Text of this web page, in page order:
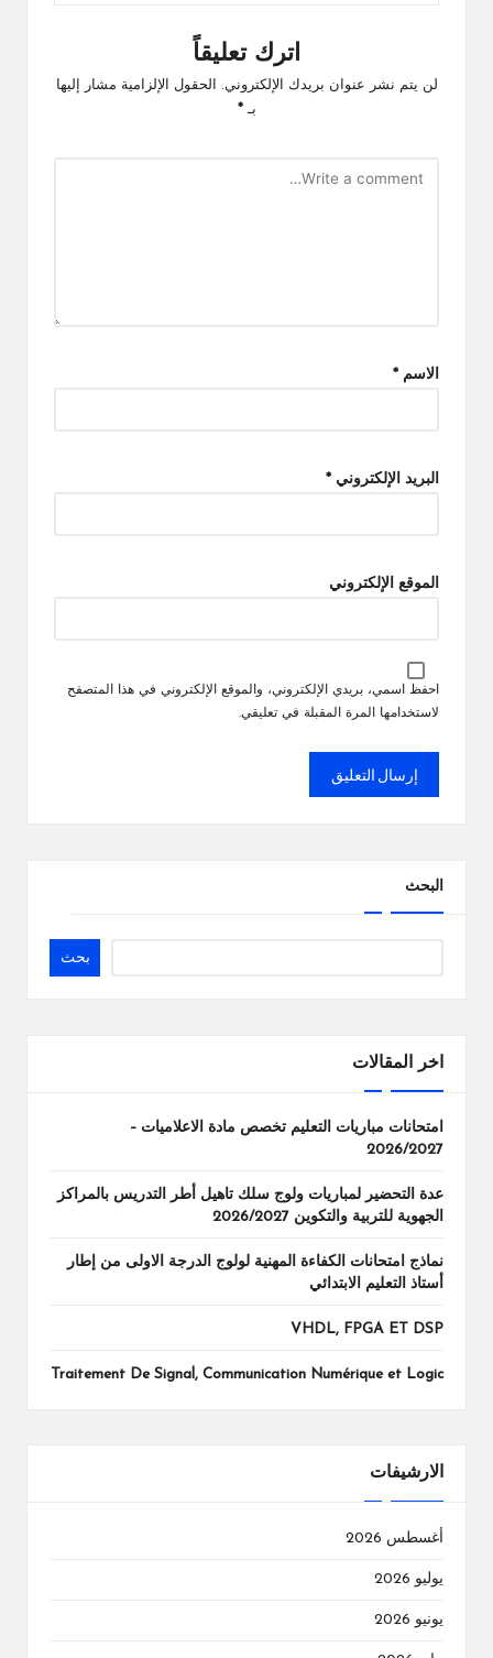
اترك تعليقاً
لن يتم نشر عنوان بريدك الإلكتروني.
الحقول الإلزامية مشار إليها
بـ*
الاسم *
البريد الإلكتروني *
الموقع الإلكتروني
احفظ اسمي، بريدي الإلكتروني، والموقع الإلكتروني في هذا المتصفح
لاستخدامها المرة المقبلة في تعليقي.
البحث
بحث
اخر المقالات
امتحانات مباريات التعليم تخصص مادة الاعلاميات –
2026/2027
عدة التحضير لمباريات ولوج سلك تاهيل أطر التدريس بالمراكز
الجهوية للتربية والتكوين 2026/2027
نماذج امتحانات الكفاءة المهنية لولوج الدرجة الاولى من إطار
أستاذ التعليم الابتدائي
VHDL, FPGA ET DSP
Traitement De Signal, Communication Numérique et Logic
الارشيفات
أغسطس 2026
يوليو 2026
يونيو 2026